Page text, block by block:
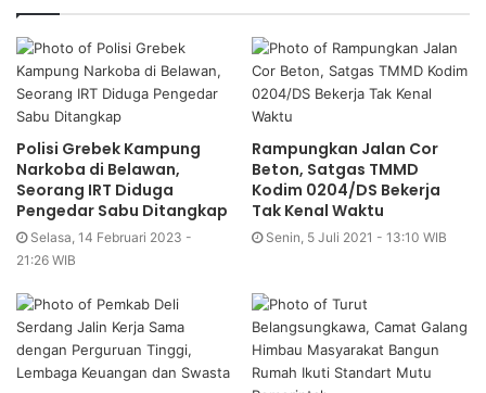
Polisi Grebek Kampung
Narkoba di Belawan,
Seorang IRT Diduga
Pengedar Sabu Ditangkap
Selasa, 14 Februari 2023 -
21:26 WIB
Rampungkan Jalan Cor
Beton, Satgas TMMD
Kodim 0204/DS Bekerja
Tak Kenal Waktu
Senin, 5 Juli 2021 - 13:10 WIB